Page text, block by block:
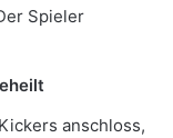
Spieler
anschloss,